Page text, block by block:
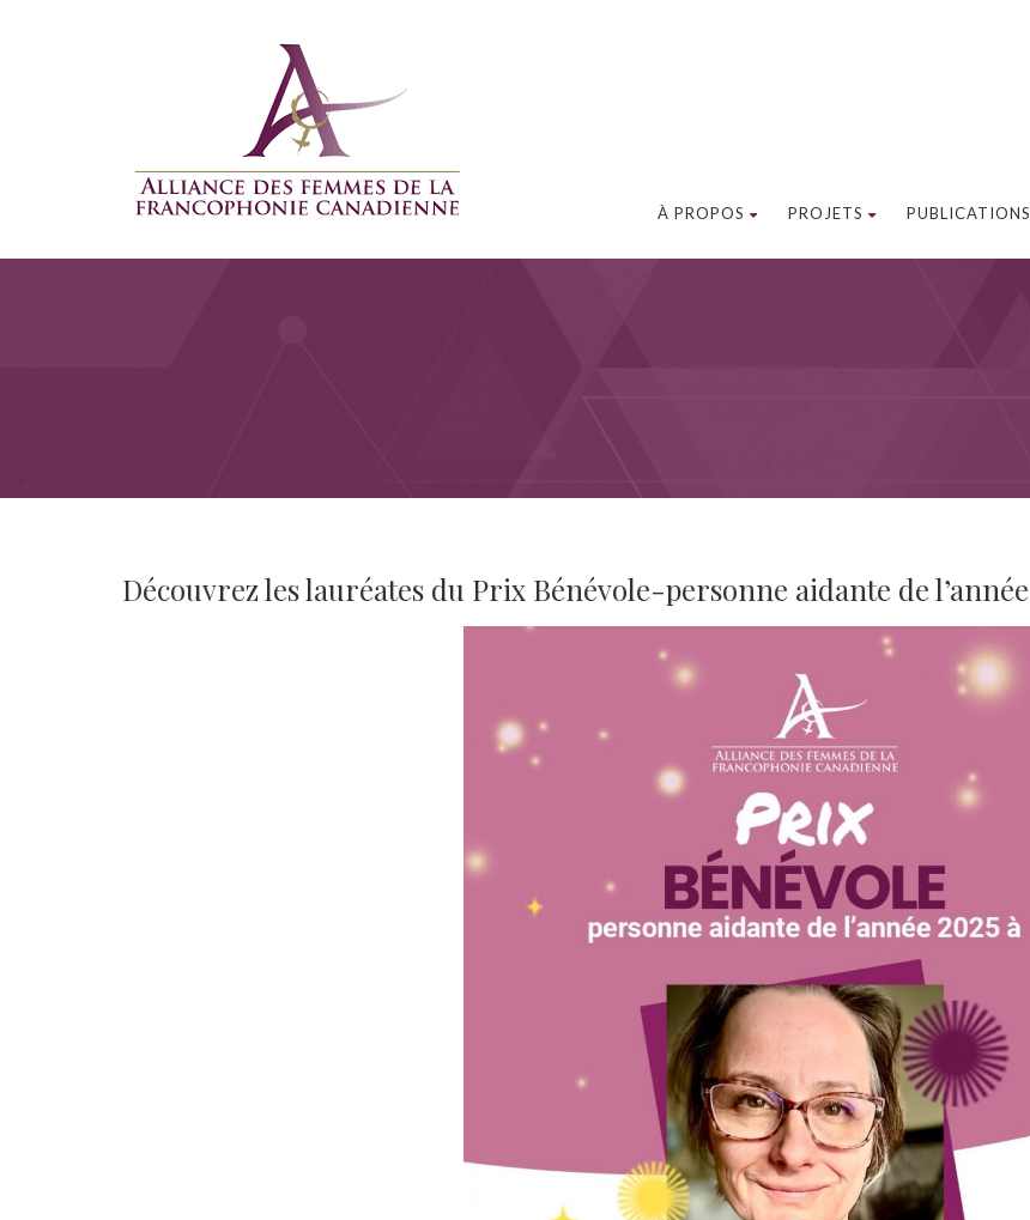
À PROPOS PROJETS PUBLICATIONS
Découvrez les lauréates du Prix Bénévole-personne aidante de l’année